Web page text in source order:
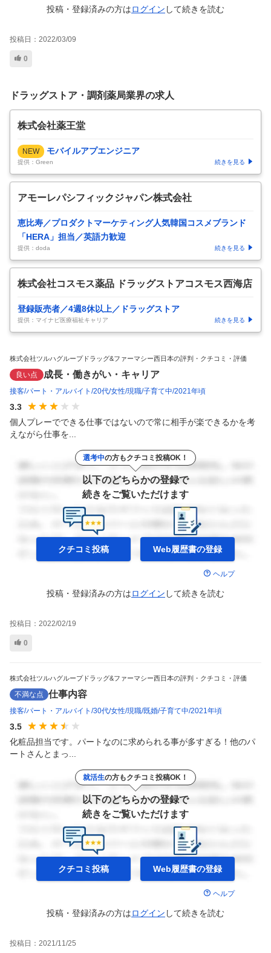
投稿・登録済みの方はログイン して続きを読む
投稿日： 2022/03/09
0
ドラッグストア・調剤薬局業界の求人
株式会社薬王堂
NEW モバイルアプエンジニア
提供：Green 続きを見る
アモーレパシフィックジャパン株式会社
恵比寿／プロダクトマーケティング人気韓国コスメブランド
「HERA」担当／英語力歓迎
提供：doda 続きを見る
株式会社コスモス薬品 ドラッグストアコスモス西海店
登録販売者／4週8休以上／ドラッグストア
提供：マイナビ医療福祉キャリア 続きを見る
株式会社ツルハグループドラッグ&ファーマシー西日本の評判・クチコミ・評価
良い点 成長・働きがい・キャリア
接客 パート・アルバイト 20代 女性 現職 子育て中 2021年頃
3.3
個人プレーでできる仕事ではないので常に相手が楽できるかを考
えながら仕事を...
選考中の方もクチコミ投稿OK！
以下のどちらかの登録で
続きをご覧いただけます
クチコミ投稿 Web履歴書の登録
ヘルプ
投稿・登録済みの方はログイン して続きを読む
投稿日： 2022/02/19
0
株式会社ツルハグループドラッグ&ファーマシー西日本の評判・クチコミ・評価
不満な点 仕事内容
接客 パート・アルバイト 30代 女性 現職 既婚 子育て中 2021年頃
3.5
化粧品担当です。パートなのに求められる事が多すぎる！他のパ
ートさんとまっ...
就活生の方もクチコミ投稿OK！
以下のどちらかの登録で
続きをご覧いただけます
クチコミ投稿 Web履歴書の登録
ヘルプ
投稿・登録済みの方はログイン して続きを読む
投稿日： 2021/11/25